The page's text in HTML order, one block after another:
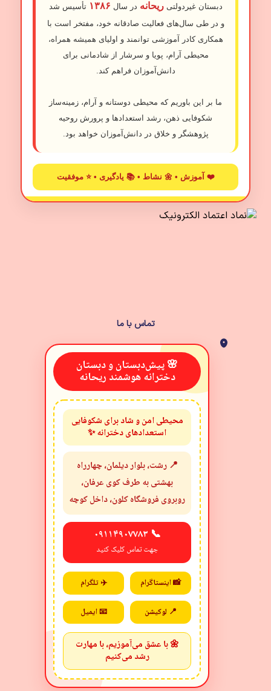
دبستان غیردولتیریحانه در سال ۱۳۸۶ تأسیس شد
و در طی سال‌های فعالیت صادقانه خود، مفتخر است با
همکاری کادر آموزشی توانمند و اولیای همیشه همراه،
محیطی آرام، پویا و سرشار از شادمانی برای
دانش‌آموزان فراهم کند.
ما بر این باوریم که محیطی دوستانه و آرام، زمینه‌ساز
شکوفایی ذهن، رشد استعدادها و پرورش روحیه
پژوهشگر و خلاق در دانش‌آموزان خواهد بود.
❤️ آموزش • 🌼 نشاط • 📚 یادگیری • ⭐ موفقیت
تماس با ما
🌸 پیش‌دبستان و دبستان
دخترانه هوشمند ریحانه
محیطی امن و شاد برای شکوفایی
استعدادهای دخترانه ✨
📍 رشت، بلوار دیلمان، چهارراه
بهشتی به طرف کوی عرفان،
روبروی فروشگاه کلون، داخل کوچه
📞 ۰۹۱۱۴۹۰۷۷۸۳
جهت تماس کلیک کنید
📸 اینستاگرام ✈️ تلگرام
📍 لوکیشن 📧 ایمیل
🌼 با عشق می‌آموزیم، با مهارت
رشد می‌کنیم